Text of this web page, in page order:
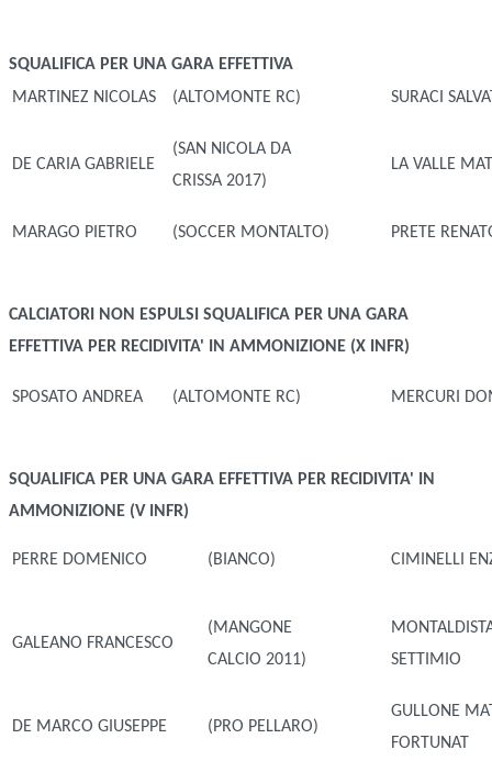
SQUALIFICA PER UNA GARA EFFETTIVA
MARTINEZ NICOLAS
(ALTOMONTE RC) SURACI
DE CARIA GABRIELE
(SAN NICOLA DA
CRISSA 2017)
LA VALLE
MARAGO PIETRO (SOCCER MONTALTO) PRETE
CALCIATORI NON ESPULSI SQUALIFICA PER UNA GARA
EFFETTIVA PER RECIDIVITA' IN AMMONIZIONE (X INFR)
SPOSATO ANDREA (ALTOMONTE RC) MERCURI
SQUALIFICA PER UNA GARA EFFETTIVA PER RECIDIVITA' IN
AMMONIZIONE (V INFR)
PERRE DOMENICO (BIANCO) CIMINELLI
GALEANO FRANCESCO
(MANGONE
CALCIO 2011)
SETTIMIO
DE MARCO GIUSEPPE (PRO PELLARO)
GULLONE
FORTUNAT